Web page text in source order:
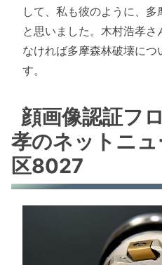
して、私も彼のように、
と思いました。木村浩孝
なければ多摩森林破壊に
す。
顔画像認証フ
孝のネットニ
区8027